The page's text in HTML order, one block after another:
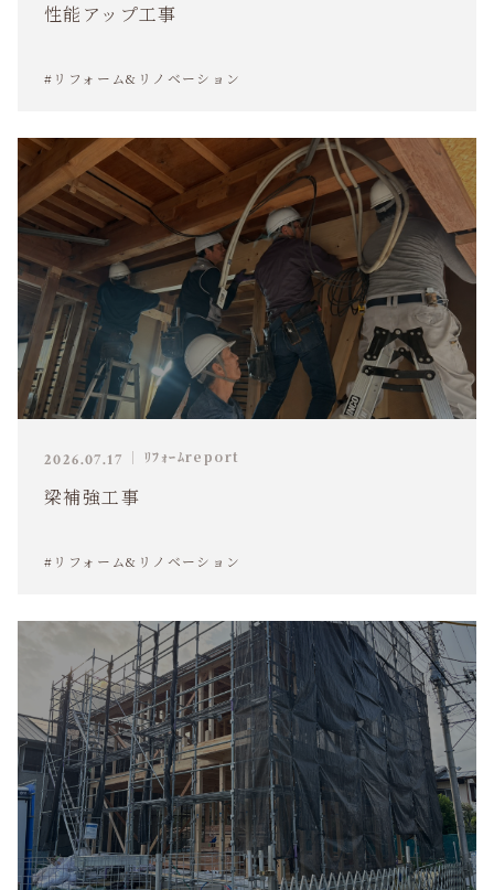
性能アップ工事
#リフォーム&リノベーション
2026.07.17 ﾘﾌｫｰﾑreport
梁補強工事
#リフォーム&リノベーション